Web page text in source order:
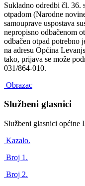
Sukladno odredbi čl. 36.
otpadom (Narodne
samouprave uspostava
nepropisno odbačenom
odbačen otpad potrebno
na adresu Općina
tako, prijava se može
031/864-010.
Obrazac
Službeni glasnici
Službeni glasnici općine
Kazalo.
Broj 1.
Broj 2.